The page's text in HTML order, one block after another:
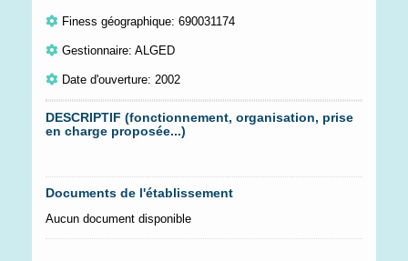
Finess géographique: 690031174
Gestionnaire: ALGED
Date d'ouverture: 2002
DESCRIPTIF (fonctionnement, organisation, prise
en charge proposée...)
Documents de l'établissement
Aucun document disponible